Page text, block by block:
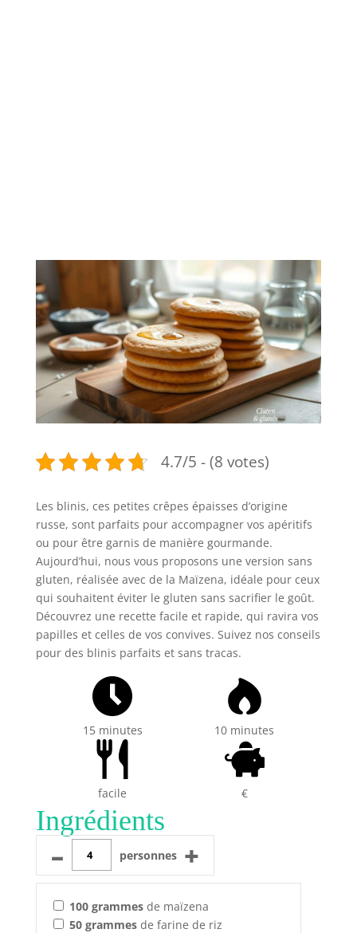
4.7/5 - (8 votes)
Les blinis, ces petites crêpes épaisses d’origine
russe, sont parfaits pour accompagner vos apéritifs
ou pour être garnis de manière gourmande.
Aujourd’hui, nous vous proposons une version sans
gluten, réalisée avec de la Maïzena, idéale pour ceux
qui souhaitent éviter le gluten sans sacrifier le goût.
Découvrez une recette facile et rapide, qui ravira vos
papilles et celles de vos convives. Suivez nos conseils
pour des blinis parfaits et sans tracas.
15 minutes 10 minutes
facile €
Ingrédients
– personnes +
100 grammesde maïzena
50 grammesde farine de riz